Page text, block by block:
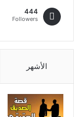
444
Followers
الأشهر